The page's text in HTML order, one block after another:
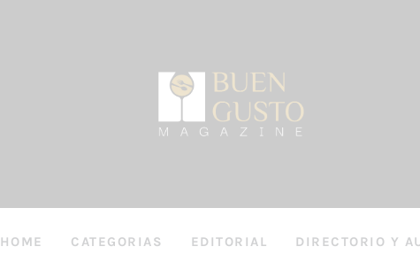
HOME CATEGORIAS EDITORIAL DIRECTORIO Y